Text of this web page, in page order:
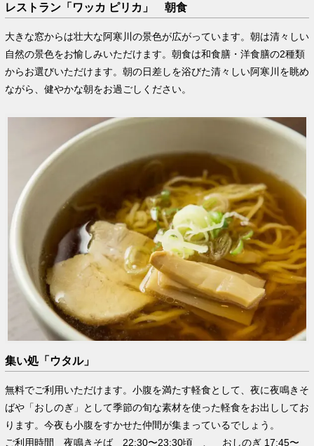
レストラン「ワッカ ピリカ」 朝食
大きな窓からは壮大な阿寒川の景色が広がっています。朝は清々しい
自然の景色をお愉しみいただけます。朝食は和食膳・洋食膳の2種類
からお選びいただけます。朝の日差しを浴びた清々しい阿寒川を眺め
ながら、健やかな朝をお過ごしください。
集い処「ウタル」
無料でご利用いただけます。小腹を満たす軽食として、夜に夜鳴きそ
ばや「おしのぎ」として季節の旬な素材を使った軽食をお出ししてお
ります。今夜も小腹をすかせた仲間が集まっているでしょう。
ご利用時間 夜鳴きそば 22:30〜23:30頃 、 おしのぎ 17:45〜